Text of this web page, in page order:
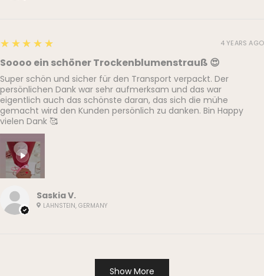
Saskia V.
LAHNSTEIN, GERMANY
5
★★★★★
Soooo ein schöner Trockenblumenstrauß 😍
Super schön und sicher für den Transport verpackt. Der
persönlichen Dank war sehr aufmerksam und das war
eigentlich auch das schönste daran, das sich die mühe
gemacht wird den Kunden persönlich zu danken. Bin Happy
vielen Dank 🥰
4 YEARS AGO
Show More